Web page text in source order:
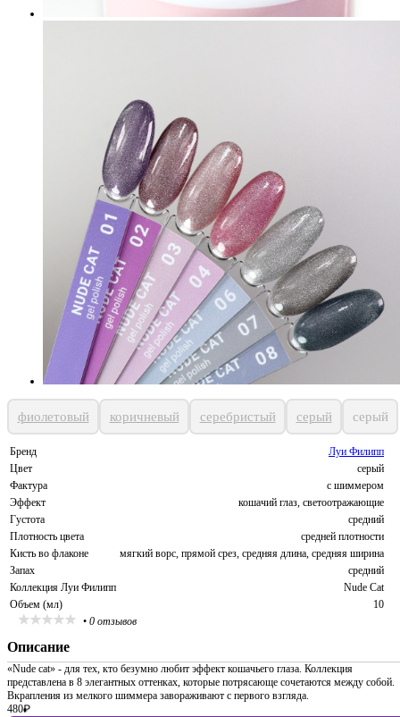
фиолетовый коричневый серебристый серый серый
Бренд
Луи Филипп
Цвет
серый
Фактура
с шиммером
Эффект
кошачий глаз, светоотражающие
Густота
средний
Плотность цвета
средней плотности
Кисть во флаконе
мягкий ворс, прямой срез, средняя длина, средняя ширина
Запах
средний
Коллекция Луи Филипп
Nude Cat
Объем (мл)
10
• 0 отзывов
Описание
«Nude cat» - для тех, кто безумно любит эффект кошачьего глаза. Коллекция
представлена в 8 элегантных оттенках, которые потрясающе сочетаются между собой.
Вкрапления из мелкого шиммера завораживают с первого взгляда.
480₽